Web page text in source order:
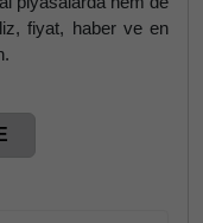
fiyat, haber ve en